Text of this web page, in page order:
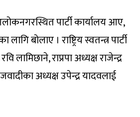
पार्टी कार्यालय आए,
बोलाए । राष्ट्रिय स्वतन्त्र पार्टी
लामिछाने, राप्रपा अध्यक्ष राजेन्द्र
अध्यक्ष उपेन्द्र यादवलाई